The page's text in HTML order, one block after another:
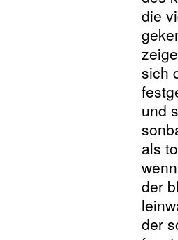
die
sich
und
als
der
der